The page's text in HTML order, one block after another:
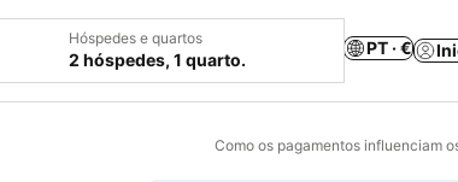
Hóspedes e quartos
2 hóspedes, 1 quarto.
PT · €
Como os pagamentos influenciam